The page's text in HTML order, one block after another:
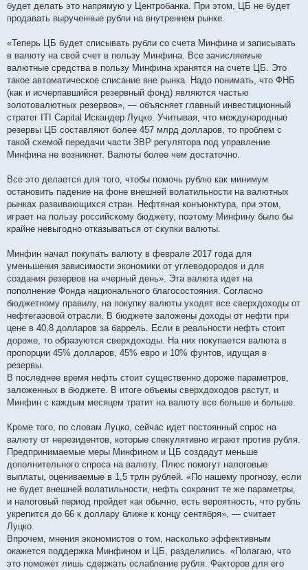
будет делать это напрямую у Центробанка. При этом, ЦБ не будет
продавать вырученные рубли на внутреннем рынке.
«Теперь ЦБ будет списывать рубли со счета Минфина и записывать
в валюту на свой счет в пользу Минфина. Все зачисляемые
валютные средства в пользу Минфина хранятся на счете ЦБ. Это
такое автоматическое списание вне рынка. Надо понимать, что ФНБ
(как и исчерпавшийся резервный фонд) являются частью
золотовалютных резервов», — объясняет главный инвестиционный
стратег ITI Capital Искандер Луцко. Учитывая, что международные
резервы ЦБ составляют более 457 млрд долларов, то проблем с
такой схемой передачи части ЗВР регулятора под управление
Минфина не возникнет. Валюты более чем достаточно.
Все это делается для того, чтобы помочь рублю как минимум
остановить падение на фоне внешней волатильности на валютных
рынках развивающихся стран. Нефтяная конъюнктура, при этом,
играет на пользу российскому бюджету, поэтому Минфину было бы
крайне невыгодно отказываться от скупки валюты.
Минфин начал покупать валюту в феврале 2017 года для
уменьшения зависимости экономики от углеводородов и для
создания резервов на «черный день». Эта валюта идет на
пополнение Фонда национального благосостояния. Согласно
бюджетному правилу, на покупку валюты уходят все сверхдоходы от
нефтегазовой отрасли. В бюджете заложены доходы от нефти при
цене в 40,8 долларов за баррель. Если в реальности нефть стоит
дороже, то образуются сверхдоходы. На них покупается валюта в
пропорции 45% долларов, 45% евро и 10% фунтов, идущая в
резервы.
В последнее время нефть стоит существенно дороже параметров,
заложенных в бюджете. В итоге объемы сверхдоходов растут, и
Минфин с каждым месяцем тратит на валюту все больше и больше.
Кроме того, по словам Луцко, сейчас идет постоянный спрос на
валюту от нерезидентов, которые спекулятивно играют против рубля.
Предпринимаемые меры Минфином и ЦБ создадут меньше
дополнительного спроса на валюту. Плюс помогут налоговые
выплаты, оцениваемые в 1,5 трлн рублей. «По нашему прогнозу, если
не будет внешней волатильности, нефть сохранит те же параметры,
и налоговый период пройдет как обычно, есть вероятность, что рубль
укрепится до 66 к доллару ближе к концу сентября», — считает
Луцко.
Впрочем, мнения экономистов о том, насколько эффективным
окажется поддержка Минфином и ЦБ, разделились. «Полагаю, что
это поможет лишь сдержать ослабление рубля. Факторов для его